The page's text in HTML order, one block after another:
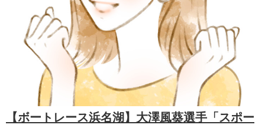
【ボートレース浜名湖】大澤風葵選手「スポー